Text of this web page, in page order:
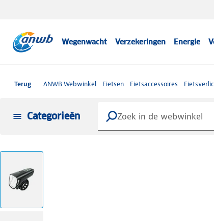
Wegenwacht Verzekeringen Energie
Terug ANWB Webwinkel Fietsen Fietsaccessoires
Categorieën